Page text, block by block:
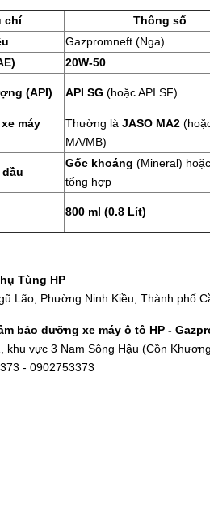
chí Thông số
Gazpromneft (Nga)
20W-50
(API) API SG (hoặc API SF)
máy
Thường là JASO MA2
MA/MB)
Gốc khoáng (Mineral)
tổng hợp
800 ml (0.8 Lít)
Tùng HP
Lão, Phường Ninh Kiều, Thành phố
bảo dưỡng xe máy ô tô HP -
khu vực 3 Nam Sông Hậu (Cồn
- 0902753373